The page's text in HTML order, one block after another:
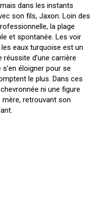
dans les instants
son fils, Jaxon. Loin des
la plage
et spontanée. Les voir
eaux turquoise est un
d’une carrière
éloigner pour se
le plus. Dans ces
ni une figure
mère, retrouvant son